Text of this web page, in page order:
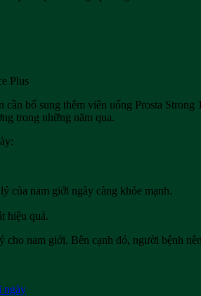
Plus
bổ sung thêm viên uống Prosta Strong
trong những năm qua.
của nam giới ngày càng khỏe mạnh.
hiệu quả.
nam giới. Bên cạnh đó, người bệnh
ngày